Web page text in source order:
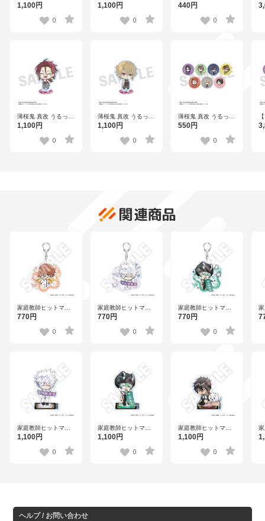
Second Season- う
ンド 沢村栄純
1,100円
0
Second Season- う
ンド 奥村 光舟
1,100円
0
缶バッジ 全7種
440円
0
薄桜鬼 真改 うるっこ
アクリルスタンド 原
1,100円
0
薄桜鬼 真改 うるっこ
アクリルスタンド 風
1,100円
0
薄桜鬼 真改 うるっこ
ステッカー（1パック
550円
0
関連商品
家庭教師ヒットマン
REBORN！ フレフレ
ルダー 入江 正一
770円
0
家庭教師ヒットマン
REBORN！ フレフレ
ルダー 白蘭
770円
0
家庭教師ヒットマン
REBORN！ フレフレ
ルダー フラン
770円
0
家庭教師ヒットマン
REBORN！ フレフレ
1,100円
0
家庭教師ヒットマン
REBORN！ フレフレ
ド フラン
1,100円
0
家庭教師ヒットマン
REBORN！ フレフレ
ド XANXUS
1,100円
0
ヘルプ / お問い合わせ